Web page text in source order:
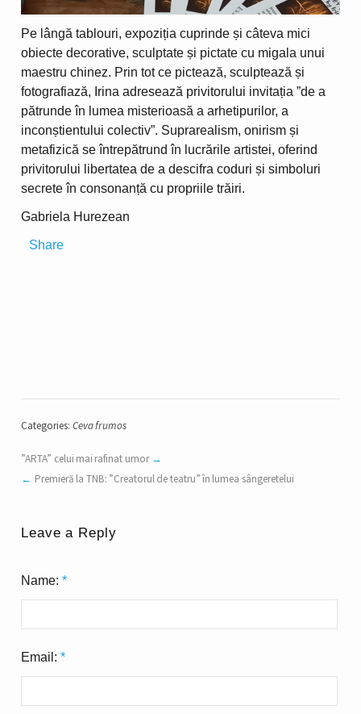
Pe lângă tablouri, expoziția cuprinde și câteva mici
obiecte decorative, sculptate și pictate cu migala unui
maestru chinez. Prin tot ce pictează, sculptează și
fotografiază, Irina adresează privitorului invitația ”de a
pătrunde în lumea misterioasă a arhetipurilor, a
inconștientului colectiv”. Suprarealism, onirism și
metafizică se întrepătrund în lucrările artistei, oferind
privitorului libertatea de a descifra coduri și simboluri
secrete în consonanță cu propriile trăiri.
Gabriela Hurezean
Share
Categories: Ceva frumos
”ARTA” celui mai rafinat umor
Premieră la TNB: ”Creatorul de teatru” în lumea sângeretelui
Leave a Reply
Name:*
Email:*